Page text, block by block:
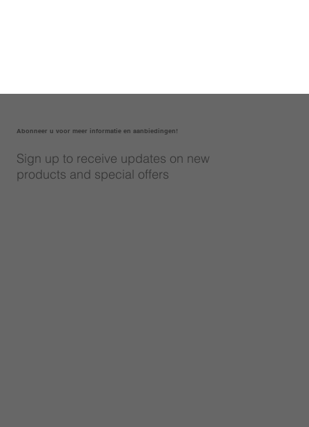
Sign up to receive updates on new
products and special offers
Abonneer u voor meer informatie en aanbiedingen!